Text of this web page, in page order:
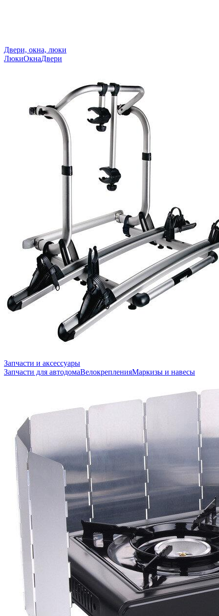
Двери, окна, люки
ЛюкиОкнаДвери
Запчасти и аксессуары
Запчасти для автодомаВелокрепленияМаркизы и навесы